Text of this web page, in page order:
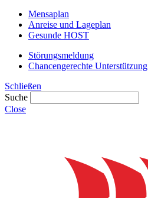
Mensaplan
Anreise und Lageplan
Gesunde HOST
Störungsmeldung
Chancengerechte Unterstützung
Schließen
Suche
Close